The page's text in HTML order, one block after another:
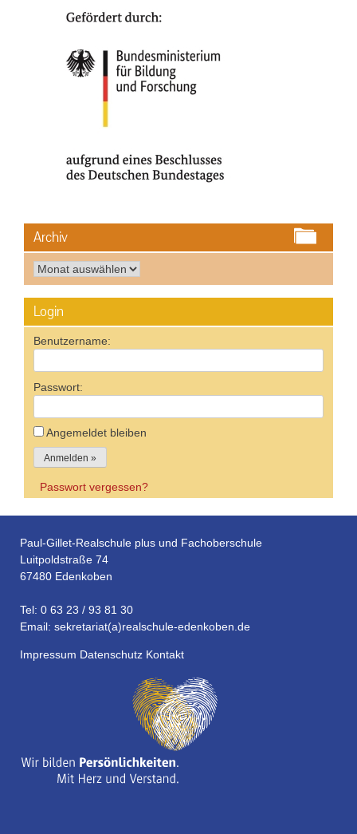
Archiv
Login
Benutzername:
Passwort:
Angemeldet bleiben
Passwort vergessen?
Paul-Gillet-Realschule plus und Fachoberschule
Luitpoldstraße 74
67480 Edenkoben
Tel: 0 63 23 / 93 81 30
Email: sekretariat(a)realschule-edenkoben.de
Impressum Datenschutz Kontakt